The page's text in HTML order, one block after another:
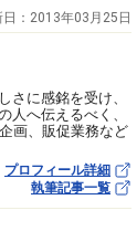
： 2013年03月25日
さに感銘を受け、
人へ伝えるべく、
画、販促業務など
プロフィール詳細
執筆記事一覧